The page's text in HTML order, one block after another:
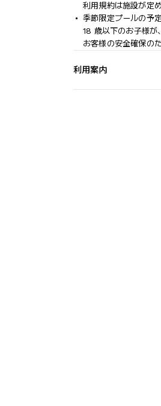
利用規約は施設が定
季節限定プールの予
18 歳以下のお子様が
お客様の安全確保の
利用案内